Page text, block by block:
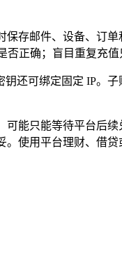
存邮件、设备、订
正确；盲目重复充值
还可绑定固定 IP。
能只能等待平台后
使用平台理财、借